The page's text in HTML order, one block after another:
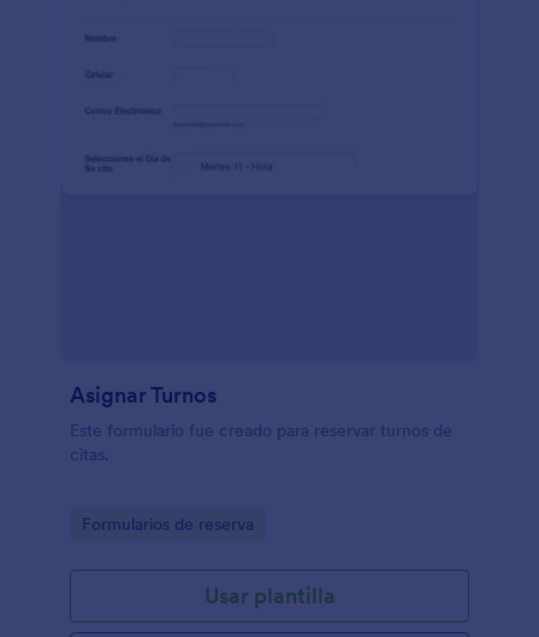
Asignar Turnos
Este formulario fue creado para reservar turnos de
citas.
Go to Category:
Formularios de reserva
Usar plantilla